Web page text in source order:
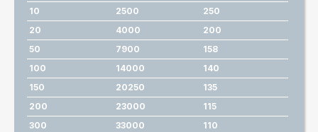
10
2500
250
20
4000
200
50
7900
158
100
14000
140
150
20250
135
200
23000
115
300
33000
110